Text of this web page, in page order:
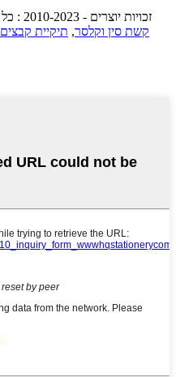
© זכויות יוצרים - 2010-2023 : כל הזכויות שמורות.
קשת סין וקלסר, תיקיית קבצים